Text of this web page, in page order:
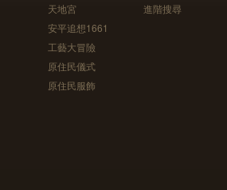
天地宮
安平追想1661
工藝大冒險
原住民儀式
原住民服飾
進階搜尋